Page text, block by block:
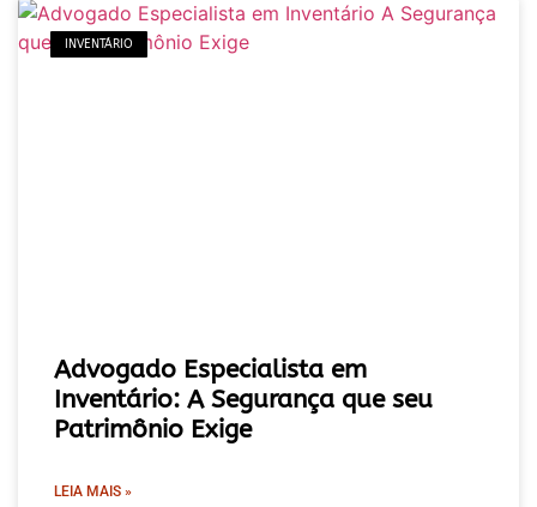
INVENTÁRIO
Advogado Especialista em
Inventário: A Segurança que seu
Patrimônio Exige
LEIA MAIS »